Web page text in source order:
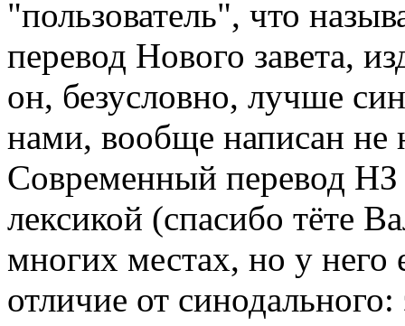
"пользователь", что
перевод Нового завета,
он, безусловно, лучше
нами, вообще написан не
Современный перевод
лексикой (спасибо тёте
многих местах, но у него
отличие от